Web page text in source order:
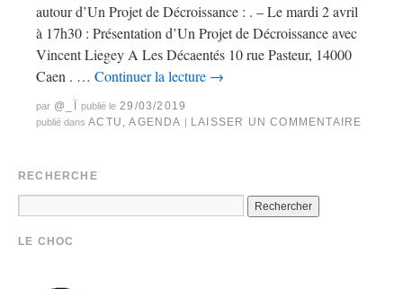
autour d’Un Projet de Décroissance : . – Le mardi 2 avril
à 17h30 : Présentation d’Un Projet de Décroissance avec
Vincent Liegey A Les Décaentés 10 rue Pasteur, 14000
Caen . … Continuer la lecture →
par @_Ï publié le 29/03/2019
publié dans ACTU ,AGENDA | LAISSER UN COMMENTAIRE
RECHERCHE
LE CHOC